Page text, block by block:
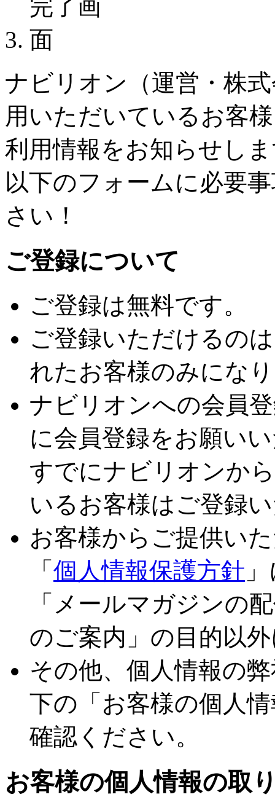
ナビリオン（運営・株
用いただいているお客
利用情報をお知らせし
以下のフォームに必要
さい！
ご登録について
ご登録は無料です。
ご登録いただけるの
れたお客様のみにな
ナビリオンへの会員
に会員登録をお願い
すでにナビリオンか
いるお客様はご登録
お客様からご提供い
「 個人情報保護方針
「メールマガジンの
のご案内」の目的以
その他、個人情報の
下の「お客様の個人
確認ください。
お客様の個人情報の取